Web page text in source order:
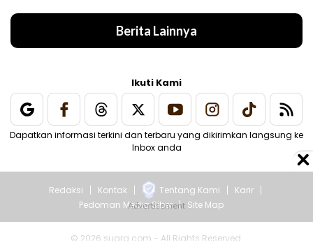
Berita Lainnya
Ikuti Kami
Dapatkan informasi terkini dan terbaru yang dikirimkan langsung ke
Inbox anda
Redaksi Kontak Tentang Kami
Karir
Pedoman Media Siber
Site Map
© 2026 suara.com - All Rights Reserved.